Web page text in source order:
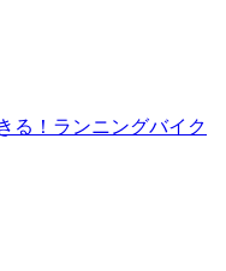
る！ランニングバイク